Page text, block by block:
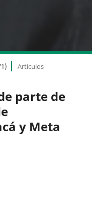
Artículos
parte de
y Meta